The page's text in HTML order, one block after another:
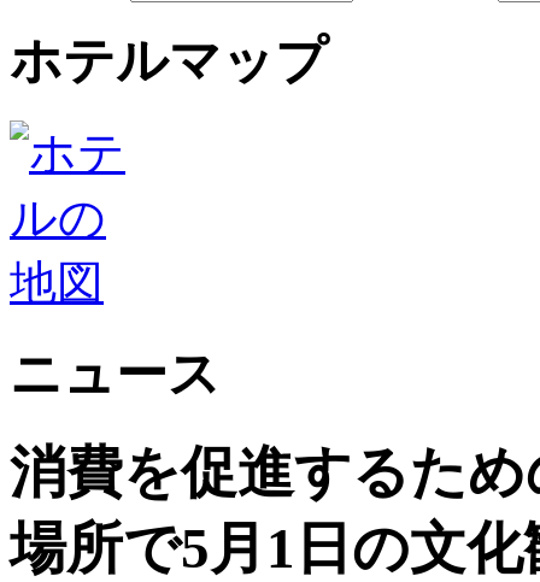
ホテルマップ
ニュース
消費を促進するた
場所で5月1日の文